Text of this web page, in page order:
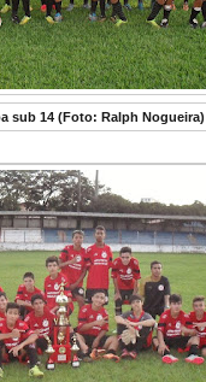
sub 14 (Foto: Ralph Nogueira)